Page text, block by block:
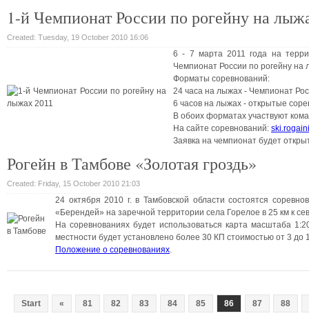
1-й Чемпионат России по рогейну на
Created: Tuesday, 19 October 2010 16:06
6 - 7 марта 2011 года на
Чемпионат России по рогейну на
Форматы соревнований:
24 часа на лыжах - Чемпионат
6 часов на лыжах - открытые
В обоих форматах участвуют
На сайте соревнований:
Заявка на чемпионат будет
Рогейн в Тамбове «Золотая гроздь»
Created: Friday, 15 October 2010 21:03
24 октября 2010 г. в Тамбовской области состоятся
«Берендей» на заречной территории села Горелое в 25 км к
На соревнованиях будет использоваться карта масштаба
местности будет установлено более 30 КП стоимостью от 3 до
Положение о соревнованиях
Start « 81 82 83 84 85 86 87 88